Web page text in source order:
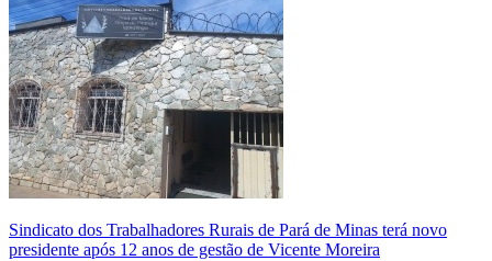
Sindicato dos Trabalhadores Rurais de Pará de Minas terá novo
presidente após 12 anos de gestão de Vicente Moreira